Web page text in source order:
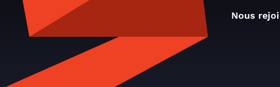
Nous